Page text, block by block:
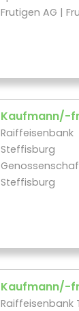
Frutigen AG |
Kaufmann/-
Raiffeisenbank
Steffisburg
Steffisburg
Kaufmann/-
Raiffeisenbank